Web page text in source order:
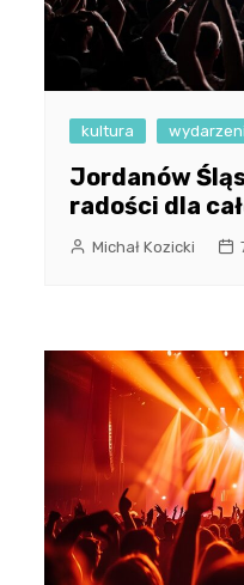
kultura
Jordanów
radości dla
Michał Kozicki